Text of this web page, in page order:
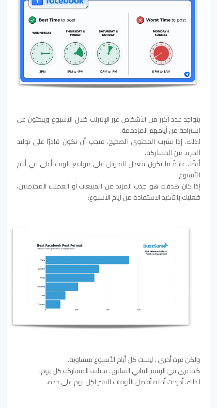
يتواجد عدد أكبر من الأشخاص عبر الإنترنت خلال الأسبوع ويبحثون عن
استراحة من أيامهم المزدحمة.
لذلك، إذا نشرت المحتوى الصحيح، فيجب أن تكون قادرًا على توليد
المزيد من المشاركة.
أيضًا، عادةً ما يكون معدل التحويل على مواقع الويب أعلى في أيام
الأسبوع.
إذا كان هدفك هو جذب المزيد من المبيعات أو العملاء المحتملين،
فعليك بالتأكيد الاستفادة من أيام الأسبوع:
ولكن مرة أخرى ، ليست كل أيام الأسبوع متساوية.
كما ترى في الرسم البياني السابق ، تختلف المشاركة كل يوم.
لذلك، أدرجت أدناه أفضل الأوقات للنشر لكل يوم على حدة.